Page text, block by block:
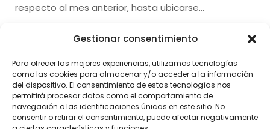
respecto al mes anterior, hasta ubicarse…
Gestionar consentimiento
Para ofrecer las mejores experiencias, utilizamos tecnologías
como las cookies para almacenar y/o acceder a la información
del dispositivo. El consentimiento de estas tecnologías nos
permitirá procesar datos como el comportamiento de
navegación o las identificaciones únicas en este sitio. No
consentir o retirar el consentimiento, puede afectar negativamente